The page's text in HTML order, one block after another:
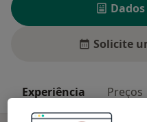
Solicite
Experiência Preços